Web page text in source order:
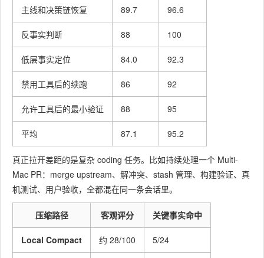
主线和决策链恢复 89.7 96.6
反事实判断 88 100
低层事实定位 84.0 92.3
禁用工具后的续跑 86 92
允许工具后的最小验证 88 95
平均 87.1 95.2
真正拉开差距的是复杂 coding 任务。比如持续处理一个 Multi-
Mac PR：merge upstream、解冲突、stash 管理、构建验证、真
机测试、用户验收，全都混在同一条会话里。
压缩路径 客观评分 关键事实命中
Local Compact 约 28/100 5/24